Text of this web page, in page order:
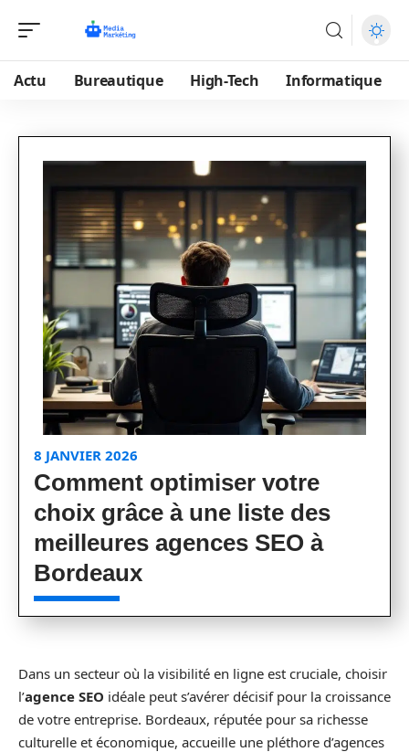
Actu Bureautique High-Tech Informatique
8 JANVIER 2026
Comment optimiser votre
choix grâce à une liste des
meilleures agences SEO à
Bordeaux
Dans un secteur où la visibilité en ligne est cruciale, choisir
l’agence SEO idéale peut s’avérer décisif pour la croissance
de votre entreprise. Bordeaux, réputée pour sa richesse
culturelle et économique, accueille une pléthore d’agences